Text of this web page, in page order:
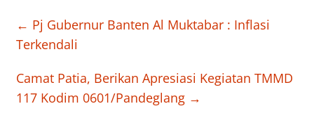
← Pj Gubernur Banten Al Muktabar : Inflasi
Terkendali
Camat Patia, Berikan Apresiasi Kegiatan TMMD
117 Kodim 0601/Pandeglang →